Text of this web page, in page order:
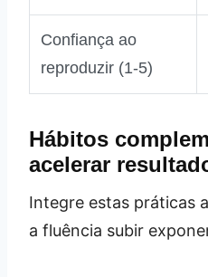
Confiança ao
reproduzir (1‑5)
Hábitos
acelerar
Integre estas práticas
a fluência subir